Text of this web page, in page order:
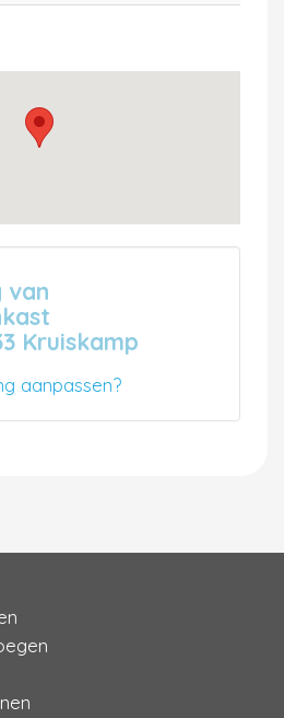
van
Kruiskamp
aanpassen?